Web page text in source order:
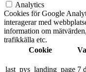
Analytics
Cookies för Google
interagerar med
information om
trafikkälla etc.
Cookie
last_pys_landing_page 7